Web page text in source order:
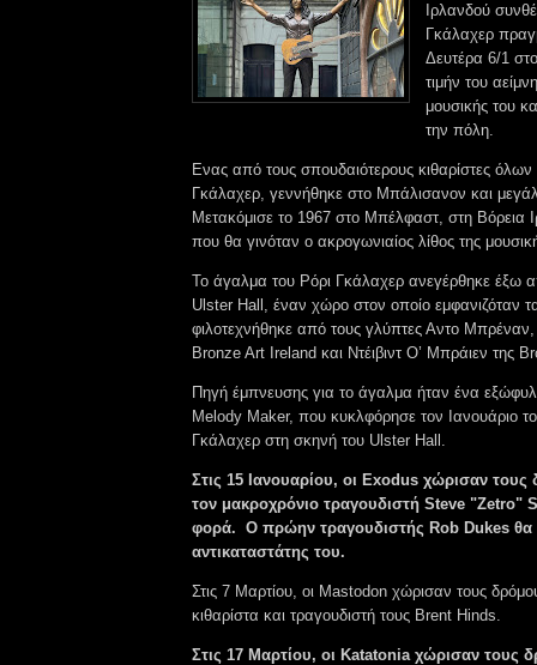
Ιρλανδού
Γκάλαχερ
Δευτέρα 6/1
τιμήν του
μουσικής του
την πόλη.
Ενας από τους σπουδαιότερους κιθαρίστες
Γκάλαχερ, γεννήθηκε στο Μπάλισανον και
Μετακόμισε το 1967 στο Μπέλφαστ, στη Βόρεια
που θα γινόταν ο ακρογωνιαίος λίθος της
Το άγαλμα του Ρόρι Γκάλαχερ ανεγέρθηκε έξω
Ulster Hall, έναν χώρο στον οποίο εμφανιζόταν
φιλοτεχνήθηκε από τους γλύπτες Αντο Μπρέναν,
Bronze Art Ireland και Ντέιβιντ Ο’ Μπράιεν της
Πηγή έμπνευσης για το άγαλμα ήταν ένα
Melody Maker, που κυκλφόρησε τον Ιανουάριο
Γκάλαχερ στη σκηνή του Ulster Hall.
Στις 15 Ιανουαρίου, οι Exodus χώρισαν τους
τον μακροχρόνιο τραγουδιστή Steve "Zetro"
φορά. Ο πρώην τραγουδιστής Rob Dukes θα
αντικαταστάτης του.
Στις 7 Μαρτίου, οι Mastodon χώρισαν τους
κιθαρίστα και τραγουδιστή τους Brent Hinds.
Στις 17 Μαρτίου, οι Katatonia χώρισαν τους